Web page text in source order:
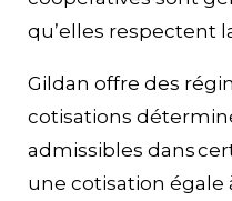
qu’elles respectent
Gildan offre des
cotisations
admissibles dans
une cotisation égale